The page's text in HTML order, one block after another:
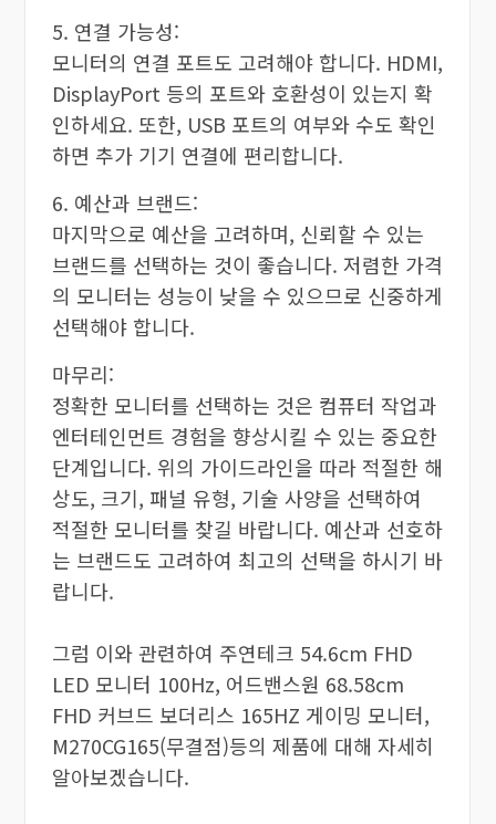
5. 연결 가능성:
모니터의 연결 포트도 고려해야 합니다. HDMI,
DisplayPort 등의 포트와 호환성이 있는지 확
인하세요. 또한, USB 포트의 여부와 수도 확인
하면 추가 기기 연결에 편리합니다.
6. 예산과 브랜드:
마지막으로 예산을 고려하며, 신뢰할 수 있는
브랜드를 선택하는 것이 좋습니다. 저렴한 가격
의 모니터는 성능이 낮을 수 있으므로 신중하게
선택해야 합니다.
마무리:
정확한 모니터를 선택하는 것은 컴퓨터 작업과
엔터테인먼트 경험을 향상시킬 수 있는 중요한
단계입니다. 위의 가이드라인을 따라 적절한 해
상도, 크기, 패널 유형, 기술 사양을 선택하여
적절한 모니터를 찾길 바랍니다. 예산과 선호하
는 브랜드도 고려하여 최고의 선택을 하시기 바
랍니다.
그럼 이와 관련하여 주연테크 54.6cm FHD
LED 모니터 100Hz, 어드밴스원 68.58cm
FHD 커브드 보더리스 165HZ 게이밍 모니터,
M270CG165(무결점)등의 제품에 대해 자세히
알아보겠습니다.